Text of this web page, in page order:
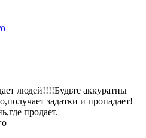
людей!!!!Будьте аккуратны
задатки и пропадает!
продает.